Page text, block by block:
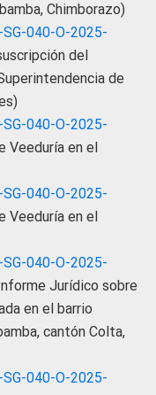
Chimborazo)
SG-040-O-2025-
del
de
SG-040-O-2025-
Veeduría en el
SG-040-O-2025-
Veeduría en el
SG-040-O-2025-
Jurídico sobre
en el barrio
cantón Colta,
SG-040-O-2025-